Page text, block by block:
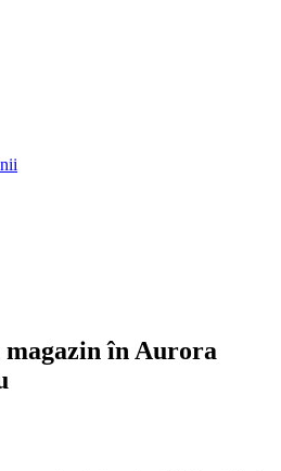
magazin în Aurora